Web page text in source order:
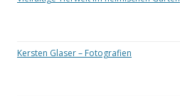
Kersten Glaser – Fotografien